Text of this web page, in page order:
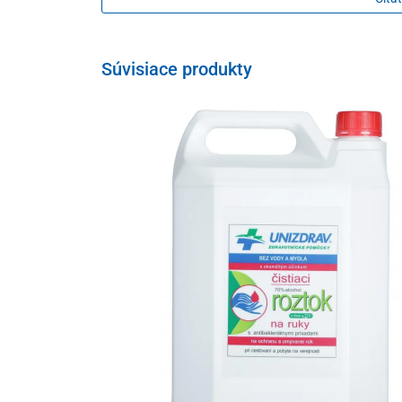
Vrstva
Súvisiace produkty